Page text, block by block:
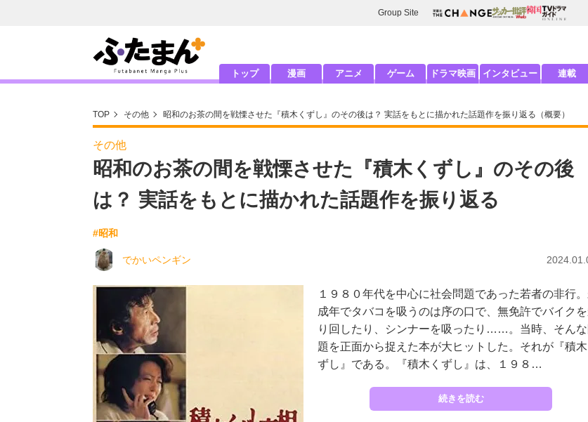
Group Site
トップ 漫画 アニメ ゲーム ドラマ映画 インタビュー 連載
TOP その他 昭和のお茶の間を戦慄させた『積木くずし』のその後は？ 実話をもとに描かれた話題作を振り返る（概要）
その他
昭和のお茶の間を戦慄させた『積木くずし』のその後
は？ 実話をもとに描かれた話題作を振り返る
#昭和
でかいペンギン
１９８０年代を中心に社会問題であった若者の非行
成年でタバコを吸うのは序の口で、無免許でバイク
り回したり、シンナーを吸ったり……。当時、そんな
題を正面から捉えた本が大ヒットした。それが『積木
ずし』である。『積木くずし』は、１９８…
続きを読む